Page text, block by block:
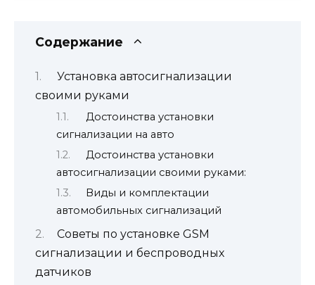
Содержание
Установка автосигнализации
своими руками
Достоинства установки
сигнализации на авто
Достоинства установки
автосигнализации своими руками:
Виды и комплектации
автомобильных сигнализаций
Советы по установке GSM
сигнализации и беспроводных
датчиков